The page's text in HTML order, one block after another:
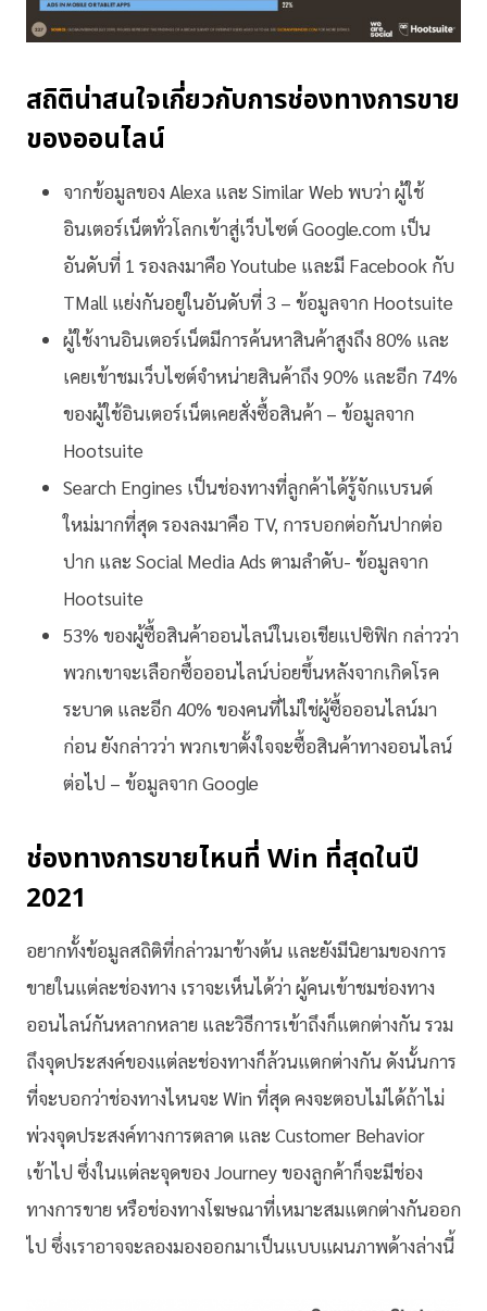
สถิติน่าสนใจเกี่ยวกับการช่องทางการขาย
ของออนไลน์
จากข้อมูลของ Alexa และ Similar Web พบว่า ผู้ใช้
อินเตอร์เน็ตทั่วโลกเข้าสู่เว็บไซต์ Google.com เป็น
อันดับที่ 1 รองลงมาคือ Youtube และมี Facebook กับ
TMall แย่งกันอยู่ในอันดับที่ 3 – ข้อมูลจาก Hootsuite
ผู้ใช้งานอินเตอร์เน็ตมีการค้นหาสินค้าสูงถึง 80% และ
เคยเข้าชมเว็บไซต์จำหน่ายสินค้าถึง 90% และอีก 74%
ของผู้ใช้อินเตอร์เน็ตเคยสั่งซื้อสินค้า – ข้อมูลจาก
Hootsuite
Search Engines เป็นช่องทางที่ลูกค้าได้รู้จักแบรนด์
ใหม่มากที่สุด รองลงมาคือ TV, การบอกต่อกันปากต่อ
ปาก และ Social Media Ads ตามลำดับ- ข้อมูลจาก
Hootsuite
53% ของผู้ซื้อสินค้าออนไลน์ในเอเชียแปซิฟิก กล่าวว่า
พวกเขาจะเลือกซื้อออนไลน์บ่อยขึ้นหลังจากเกิดโรค
ระบาด และอีก 40% ของคนที่ไม่ใช่ผู้ซื้อออนไลน์มา
ก่อน ยังกล่าวว่า พวกเขาตั้งใจจะซื้อสินค้าทางออนไลน์
ต่อไป – ข้อมูลจาก Google
ช่องทางการขายไหนที่ Win ที่สุดในปี
2021
อยากทั้งข้อมูลสถิติที่กล่าวมาข้างต้น และยังมีนิยามของการ
ขายในแต่ละช่องทาง เราจะเห็นได้ว่า ผู้คนเข้าชมช่องทาง
ออนไลน์กันหลากหลาย และวิธีการเข้าถึงก็แตกต่างกัน รวม
ถึงจุดประสงค์ของแต่ละช่องทางก็ล้วนแตกต่างกัน ดังนั้นการ
ที่จะบอกว่าช่องทางไหนจะ Win ที่สุด คงจะตอบไม่ได้ถ้าไม่
พ่วงจุดประสงค์ทางการตลาด และ Customer Behavior
เข้าไป ซึ่งในแต่ละจุดของ Journey ของลูกค้าก็จะมีช่อง
ทางการขาย หรือช่องทางโฆษณาที่เหมาะสมแตกต่างกันออก
ไป ซึ่งเราอาจจะลองมองออกมาเป็นแบบแผนภาพด้างล่างนี้